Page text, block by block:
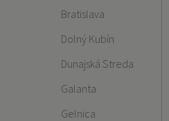
Bratislava
Dolný Kubín
Dunajská Streda
Galanta
Gelnica